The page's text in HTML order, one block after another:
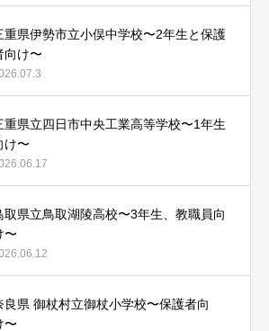
重県伊勢市立小俣中学校〜2年生と保護
向け〜
重県立四日市中央工業高等学校〜1年生
け〜
取県立鳥取湖陵高校〜3年生、教職員向
〜
良県 御杖村立御杖小学校〜保護者向
〜